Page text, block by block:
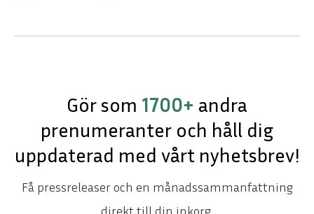
Gör som 1700+ andra
prenumeranter och håll dig
uppdaterad med vårt nyhetsbrev!
Få pressreleaser och en månadssammanfattning
direkt till din inkorg.